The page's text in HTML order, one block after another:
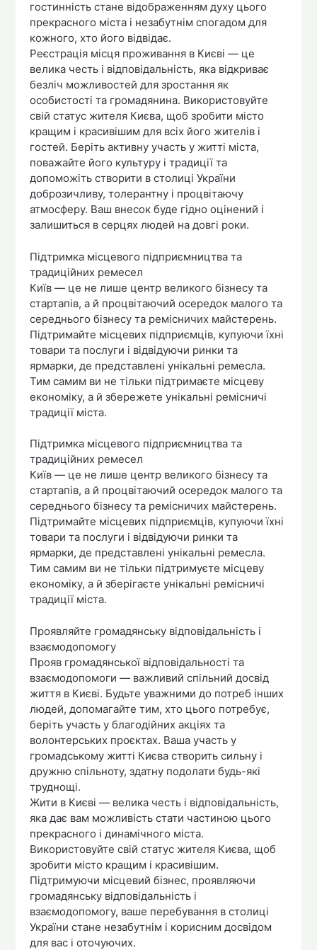
гостинність стане відображенням духу цього
прекрасного міста і незабутнім спогадом для
кожного, хто його відвідає.
Реєстрація місця проживання в Києві — це
велика честь і відповідальність, яка відкриває
безліч можливостей для зростання як
особистості та громадянина. Використовуйте
свій статус жителя Києва, щоб зробити місто
кращим і красивішим для всіх його жителів і
гостей. Беріть активну участь у житті міста,
поважайте його культуру і традиції та
допоможіть створити в столиці України
доброзичливу, толерантну і процвітаючу
атмосферу. Ваш внесок буде гідно оцінений і
залишиться в серцях людей на довгі роки.
Підтримка місцевого підприємництва та
традиційних ремесел
Київ — це не лише центр великого бізнесу та
стартапів, а й процвітаючий осередок малого та
середнього бізнесу та ремісничих майстерень.
Підтримайте місцевих підприємців, купуючи їхні
товари та послуги і відвідуючи ринки та
ярмарки, де представлені унікальні ремесла.
Тим самим ви не тільки підтримаєте місцеву
економіку, а й збережете унікальні ремісничі
традиції міста.
Підтримка місцевого підприємництва та
традиційних ремесел
Київ — це не лише центр великого бізнесу та
стартапів, а й процвітаючий осередок малого та
середнього бізнесу та ремісничих майстерень.
Підтримайте місцевих підприємців, купуючи їхні
товари та послуги і відвідуючи ринки та
ярмарки, де представлені унікальні ремесла.
Тим самим ви не тільки підтримуєте місцеву
економіку, а й зберігаєте унікальні ремісничі
традиції міста.
Проявляйте громадянську відповідальність і
взаємодопомогу
Прояв громадянської відповідальності та
взаємодопомоги — важливий спільний досвід
життя в Києві. Будьте уважними до потреб інших
людей, допомагайте тим, хто цього потребує,
беріть участь у благодійних акціях та
волонтерських проєктах. Ваша участь у
громадському житті Києва створить сильну і
дружню спільноту, здатну подолати будь-які
труднощі.
Жити в Києві — велика честь і відповідальність,
яка дає вам можливість стати частиною цього
прекрасного і динамічного міста.
Використовуйте свій статус жителя Києва, щоб
зробити місто кращим і красивішим.
Підтримуючи місцевий бізнес, проявляючи
громадянську відповідальність і
взаємодопомогу, ваше перебування в столиці
України стане незабутнім і корисним досвідом
для вас і оточуючих.